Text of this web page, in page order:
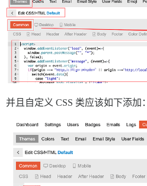
并且自定义 CSS 类应该如下添加：